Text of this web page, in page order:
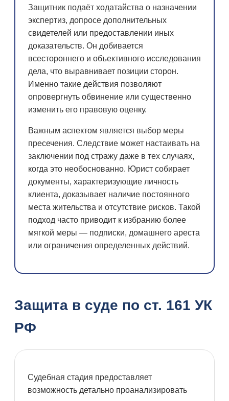
Защитник подаёт ходатайства о назначении
экспертиз, допросе дополнительных
свидетелей или предоставлении иных
доказательств. Он добивается
всестороннего и объективного исследования
дела, что выравнивает позиции сторон.
Именно такие действия позволяют
опровергнуть обвинение или существенно
изменить его правовую оценку.
Важным аспектом является выбор меры
пресечения. Следствие может настаивать на
заключении под стражу даже в тех случаях,
когда это необоснованно. Юрист собирает
документы, характеризующие личность
клиента, доказывает наличие постоянного
места жительства и отсутствие рисков. Такой
подход часто приводит к избранию более
мягкой меры — подписки, домашнего ареста
или ограничения определенных действий.
Защита в суде по ст. 161 УК
РФ
Судебная стадия предоставляет
возможность детально проанализировать